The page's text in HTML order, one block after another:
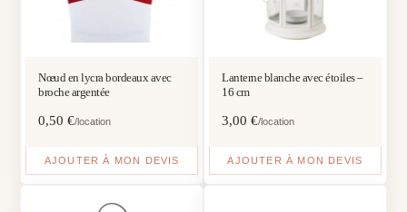
Nœud en lycra bordeaux avec
broche argentée
0,50€/location
AJOUTER À MON DEVIS
Lanterne blanche avec étoiles –
16 cm
3,00 €/location
AJOUTER À MON DEVIS